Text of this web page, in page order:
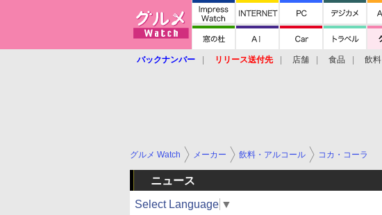
バックナンバー リリース送付先 店舗 食品 飲料
グルメ Watch メーカー 飲料・アルコール コカ・コーラ
ニュース
Select Language ▼